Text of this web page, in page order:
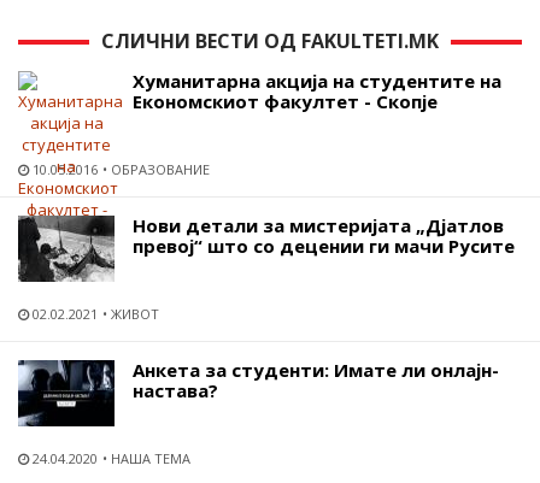
СЛИЧНИ ВЕСТИ ОД FAKULTETI.MK
Хуманитарна акција на студентите на
Економскиот факултет - Скопје
10.05.2016 ОБРАЗОВАНИЕ
Нови детали за мистеријата „Дјатлов
превој“ што со децении ги мачи Русите
02.02.2021 ЖИВОТ
Анкета за студенти: Имате ли онлајн-
настава?
24.04.2020 НАША ТЕМА